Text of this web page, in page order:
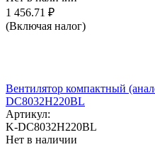
1 456.71 ₽
(Включая налог)
Вентилятор компактный
DC8032H220BL
Артикул:
K-DC8032H220BL
Нет в наличии